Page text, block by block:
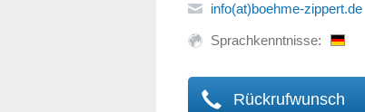
info(at)boehme-zippert.de
Sprachkenntnisse:
Rückrufwunsch